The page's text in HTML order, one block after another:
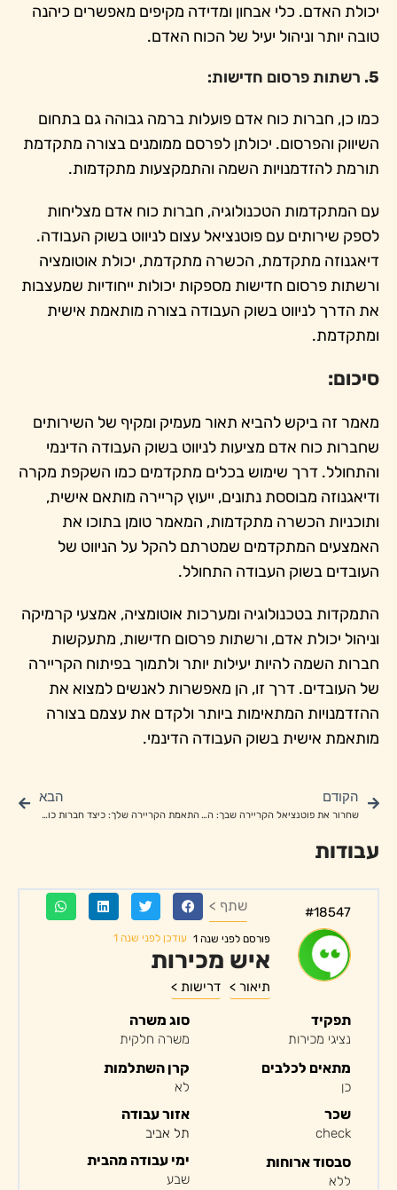
יכולת האדם. כלי אבחון ומדידה מקיפים מאפשרים כיהנה
טובה יותר וניהול יעיל של הכוח האדם.
5. רשתות פרסום חדישות:
כמו כן, חברות כוח אדם פועלות ברמה גבוהה גם בתחום
השיווק והפרסום. יכולתן לפרסם ממומנים בצורה מתקדמת
תורמת להזדמנויות השמה והתמקצעות מתקדמות.
עם המתקדמות הטכנולוגיה, חברות כוח אדם מצליחות
לספק שירותים עם פוטנציאל עצום לניווט בשוק העבודה.
דיאגנוזה מתקדמת, הכשרה מתקדמת, יכולת אוטומציה
ורשתות פרסום חדישות מספקות יכולות ייחודיות שמעצבות
את הדרך לניווט בשוק העבודה בצורה מותאמת אישית
ומתקדמת.
סיכום:
מאמר זה ביקש להביא תאור מעמיק ומקיף של השירותים
שחברות כוח אדם מציעות לניווט בשוק העבודה הדינמי
והתחולל. דרך שימוש בכלים מתקדמים כמו השקפת מקרה
ודיאגנוזה מבוססת נתונים, ייעוץ קריירה מותאם אישית,
ותוכניות הכשרה מתקדמות, המאמר טומן בתוכו את
האמצעים המתקדמים שמטרתם להקל על הניווט של
העובדים בשוק העבודה התחולל.
התמקדות בטכנולוגיה ומערכות אוטומציה, אמצעי קרמיקה
וניהול יכולת אדם, ורשתות פרסום חדישות, מתעקשות
חברות השמה להיות יעילות יותר ולתמוך בפיתוח הקריירה
של העובדים. דרך זו, הן מאפשרות לאנשים למצוא את
ההזדמנויות המתאימות ביותר ולקדם את עצמם בצורה
מותאמת אישית בשוק העבודה הדינמי.
הקודם
שחרור את פוטנציאל הקריירה שבך: השירותים שמציעות חברות כוח אדם
הבא
התאמת הקריירה שלך: כיצד חברות כוח אדם יכולות לסייע במידול משרות
עבודות
#18547 שתף >
פורסם לפני שנה 1 עודכן לפני שנה 1
איש מכירות
תיאור > דרישות >
תפקיד
נציגי מכירות
מתאים לכלבים
כן
סוג משרה
משרה חלקית
קרן השתלמות
לא
שכר
check
סבסוד ארוחות
ללא
אזור עבודה
תל אביב
ימי עבודה מהבית
שבע